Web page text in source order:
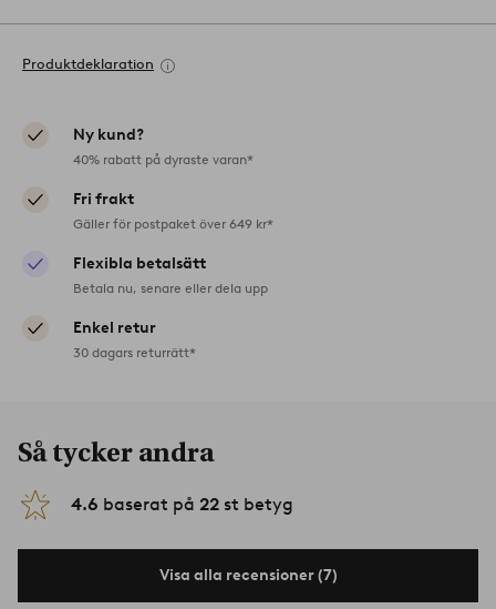
Produktdeklaration
Ny kund?
40% rabatt på dyraste varan*
Fri frakt
Gäller för postpaket över 649 kr*
Flexibla betalsätt
Betala nu, senare eller dela upp
Enkel retur
30 dagars returrätt*
Så tycker andra
4.6 baserat på 22 st betyg
Visa alla recensioner (7)